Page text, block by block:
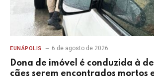
EUNÁPOLIS 6 de agosto de 2026
Dona de imóvel é conduzida à
cães serem encontrados mortos